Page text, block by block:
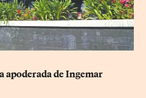
de Ingemar